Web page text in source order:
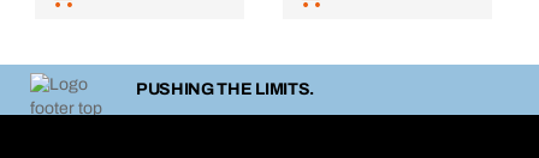
PUSHING THE LIMITS.